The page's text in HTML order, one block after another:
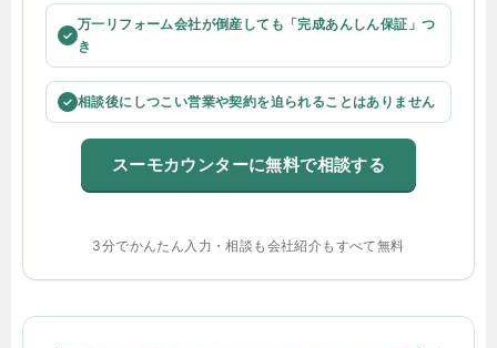
✓
万一リフォーム会社が倒産しても「完成あんしん保証」つ
き
✓ 相談後にしつこい営業や契約を迫られることはありません
スーモカウンターに無料で相談する
3分でかんたん入力・相談も会社紹介もすべて無料